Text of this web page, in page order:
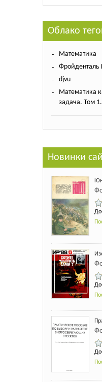
Облако
Математика
Фройденталь
djvu
Математика
задача. Том 1.
Новинки